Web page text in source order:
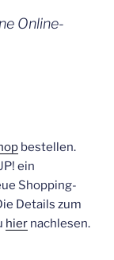
Online-
bestellen.
ein
Shopping-
Details zum
hier nachlesen.